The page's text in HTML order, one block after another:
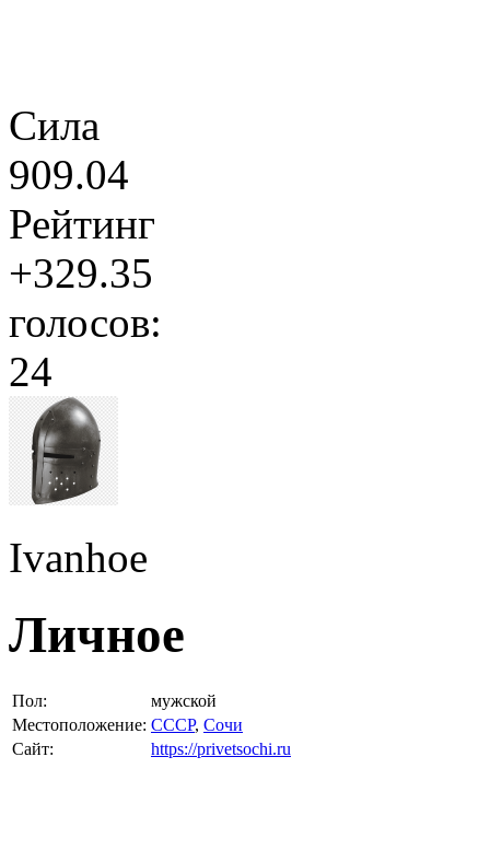
Сила
909.04
Рейтинг
+329.35
голосов:
24
Ivanhoe
Личное
Пол:
мужской
Местоположение: СССР, Сочи
Сайт:
https://privetsochi.ru